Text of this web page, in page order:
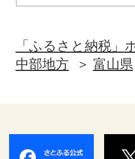
「ふるさと納税」
中部地方
富山県